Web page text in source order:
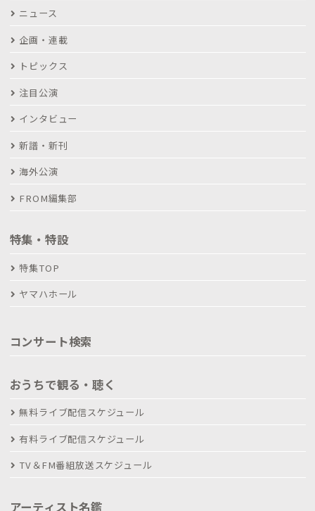
ニュース
企画・連載
トピックス
注目公演
インタビュー
新譜・新刊
海外公演
FROM編集部
特集・特設
特集TOP
ヤマハホール
コンサート検索
おうちで観る・聴く
無料ライブ配信スケジュール
有料ライブ配信スケジュール
TV＆FM番組放送スケジュール
アーティスト名鑑